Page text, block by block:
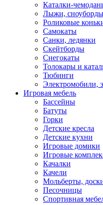
Каталки-
Лыжи, сноуборды
Роликовые
Самокаты
Санки, ледянки
Скейтборды
Снегокаты
Толокары и
Тюбинги
Электромобили,
Игровая мебель
Бассейны
Батуты
Горки
Детские кресла
Детские кухни
Игровые домики
Игровые
Качалки
Качели
Мольберты,
Песочницы
Спортивная